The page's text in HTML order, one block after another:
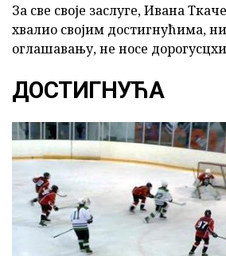
За све своје заслуге, Ивана
хвалио својим достигнућима,
оглашавању, не носе
ДОСТИГНУЋА